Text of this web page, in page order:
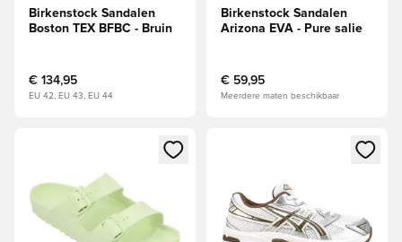
Birkenstock Sandalen
Boston TEX BFBC - Bruin
€ 134,95
EU 42, EU 43, EU 44
Birkenstock Sandalen
Arizona EVA - Pure salie
€ 59,95
Meerdere maten beschikbaar
Opent een venster om in te loggen of je aan te melden als
Opent een venster om in te